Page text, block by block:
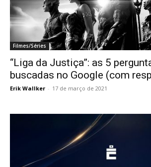
Filmes/Séries
“Liga da Justiça”: as 5
buscadas no Google (com
Erik Wallker - 17 de março de 2021